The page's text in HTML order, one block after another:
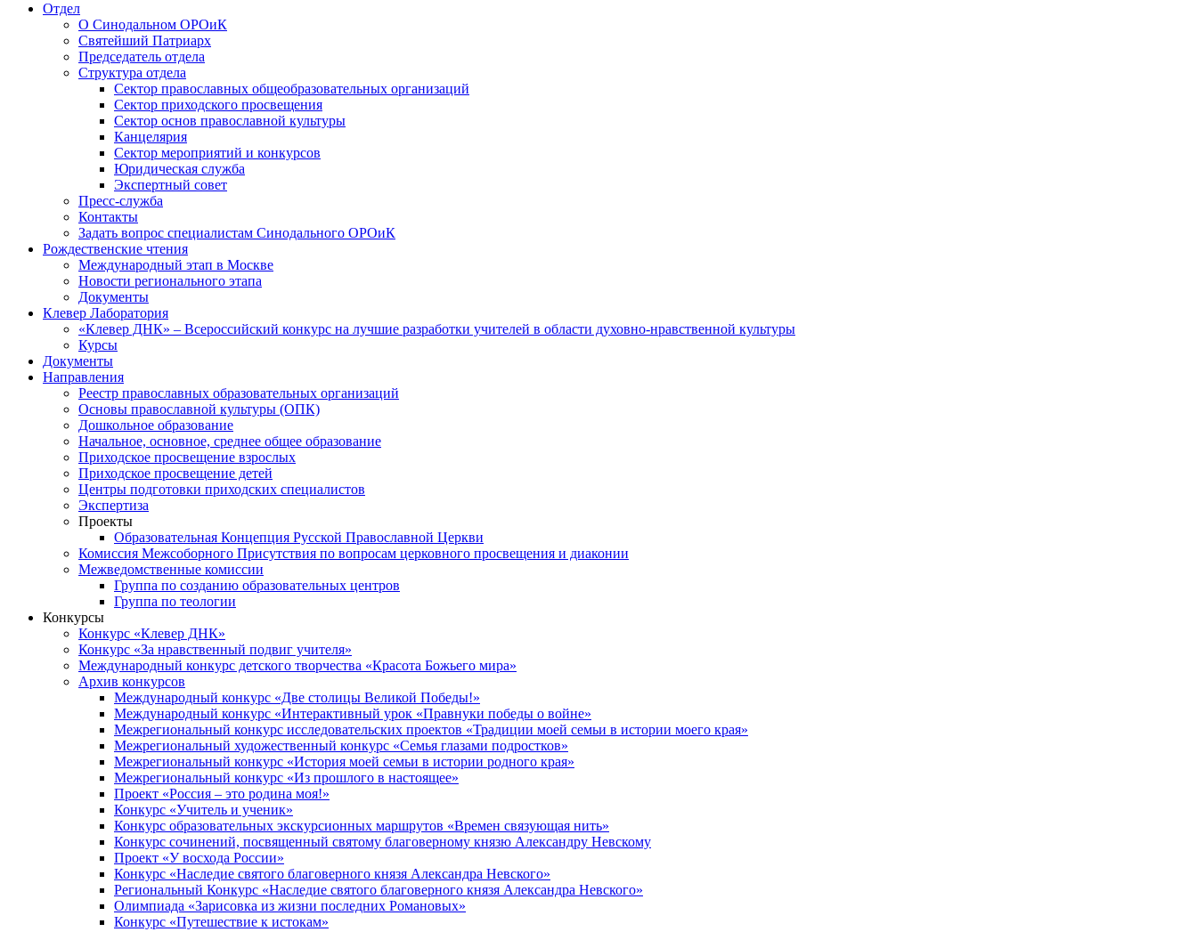
Отдел
О Синодальном ОРОиК
Святейший Патриарх
Председатель отдела
Структура отдела
Сектор православных общеобразовательных организаций
Сектор приходского просвещения
Сектор основ православной культуры
Канцелярия
Сектор мероприятий и конкурсов
Юридическая служба
Экспертный совет
Пресс-служба
Контакты
Задать вопрос специалистам Синодального ОРОиК
Рождественские чтения
Международный этап в Москве
Новости регионального этапа
Документы
Клевер Лаборатория
«Клевер ДНК» – Всероссийский конкурс на лучшие разработки учителей в области духовно-нравственной культуры
Курсы
Документы
Направления
Реестр православных образовательных организаций
Основы православной культуры (ОПК)
Дошкольное образование
Начальное, основное, среднее общее образование
Приходское просвещение взрослых
Приходское просвещение детей
Центры подготовки приходских специалистов
Экспертиза
Проекты
Образовательная Концепция Русской Православной Церкви
Комиссия Межсоборного Присутствия по вопросам церковного просвещения и диаконии
Межведомственные комиссии
Группа по созданию образовательных центров
Группа по теологии
Конкурсы
Конкурс «Клевер ДНК»
Конкурс «За нравственный подвиг учителя»
Международный конкурс детского творчества «Красота Божьего мира»
Архив конкурсов
Международный конкурс «Две столицы Великой Победы!»
Международный конкурс «Интерактивный урок «Правнуки победы о войне»
Межрегиональный конкурс исследовательских проектов «Традиции моей семьи в истории моего края»
Межрегиональный художественный конкурс «Семья глазами подростков»
Межрегиональный конкурс «История моей семьи в истории родного края»
Межрегиональный конкурс «Из прошлого в настоящее»
Проект «Россия – это родина моя!»
Конкурс «Учитель и ученик»
Конкурс образовательных экскурсионных маршрутов «Времен связующая нить»
Конкурс сочинений, посвященный святому благоверному князю Александру Невскому
Проект «У восхода России»
Конкурс «Наследие святого благоверного князя Александра Невского»
Региональный Конкурс «Наследие святого благоверного князя Александра Невского»
Олимпиада «Зарисовка из жизни последних Романовых»
Конкурс «Путешествие к истокам»